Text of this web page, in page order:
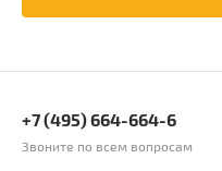
+7 (495) 664-664-6
Звоните по всем вопросам